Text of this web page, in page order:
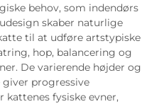
behov, som indendørs
skaber naturlige
til at udføre artstypiske
hop, balancering og
De varierende højder og
progressive
fysiske evner,